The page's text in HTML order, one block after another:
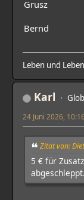
Grusz
Bernd
Leben und
Karl
24 Juni 2026,
Zitat von:
5 € für
abgeschleppt.